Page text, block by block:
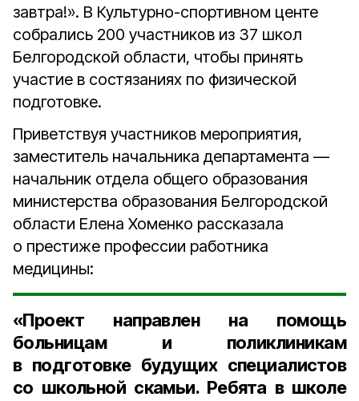
завтра!». В Культурно-спортивном центе
собрались 200 участников из 37 школ
Белгородской области, чтобы принять
участие в состязаниях по физической
подготовке.
Приветствуя участников мероприятия,
заместитель начальника департамента —
начальник отдела общего образования
министерства образования Белгородской
области Елена Хоменко рассказала
о престиже профессии работника
медицины:
«Проект направлен на помощь
больницам и поликлиникам
в подготовке будущих специалистов
со школьной скамьи. Ребята в школе